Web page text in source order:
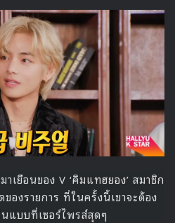
เยือนของ V ‘คิมแทฮยอง’ สมาชิก
องรายการ ที่ในครั้งนี้เขาจะต้อง
แบบที่เซอร์ไพรส์สุดๆ